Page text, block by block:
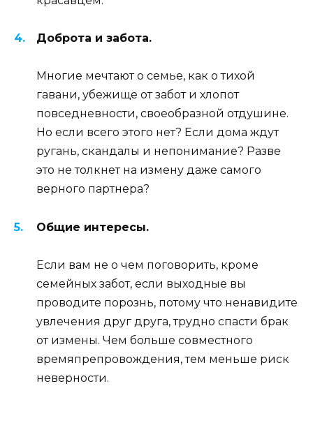
Доброта и забота.
Многие мечтают о семье, как о тихой
гавани, убежище от забот и хлопот
повседневности, своеобразной отдушине.
Но если всего этого нет? Если дома ждут
ругань, скандалы и непонимание? Разве
это не толкнет на измену даже самого
верного партнера?
Общие интересы.
Если вам не о чем поговорить, кроме
семейных забот, если выходные вы
проводите порознь, потому что ненавидите
увлечения друг друга, трудно спасти брак
от измены. Чем больше совместного
времяпрепровождения, тем меньше риск
неверности.